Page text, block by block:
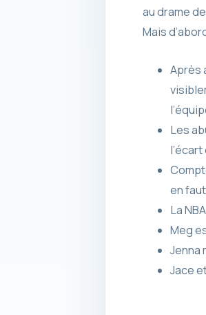
au drame
Mais
Après
Les
en
La
Meg
Jenna
Jace